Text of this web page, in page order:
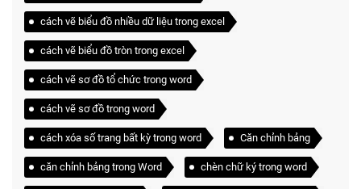
cách vẽ biểu đồ nhiều dữ liệu trong excel
cách vẽ biểu đồ tròn trong excel
cách vẽ sơ đồ tổ chức trong word
cách vẽ sơ đồ trong word
cách xóa số trang bất kỳ trong word Căn chỉnh bảng
căn chỉnh bảng trong Word chèn chữ ký trong word